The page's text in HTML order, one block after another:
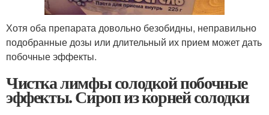
Хотя оба препарата довольно безобидны, неправильно
подобранные дозы или длительный их прием может дать
побочные эффекты.
Чистка лимфы солодкой побочные
эффекты. Сироп из корней солодки